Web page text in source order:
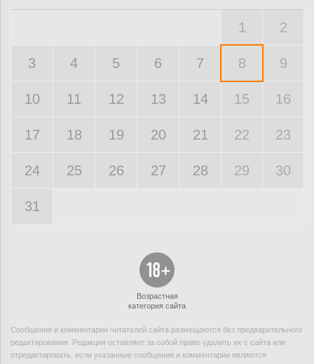
1 2
3 4 5 6 7 8 9
10 11 12 13 14 15 16
17 18 19 20 21 22 23
24 25 26 27 28 29 30
31
Возрастная
категория сайта
Сообщения и комментарии читателей сайта размещаются без предварительного
редактирования. Редакция оставляет за собой право удалить их с сайта или
отредактировать, если указанные сообщения и комментарии являются